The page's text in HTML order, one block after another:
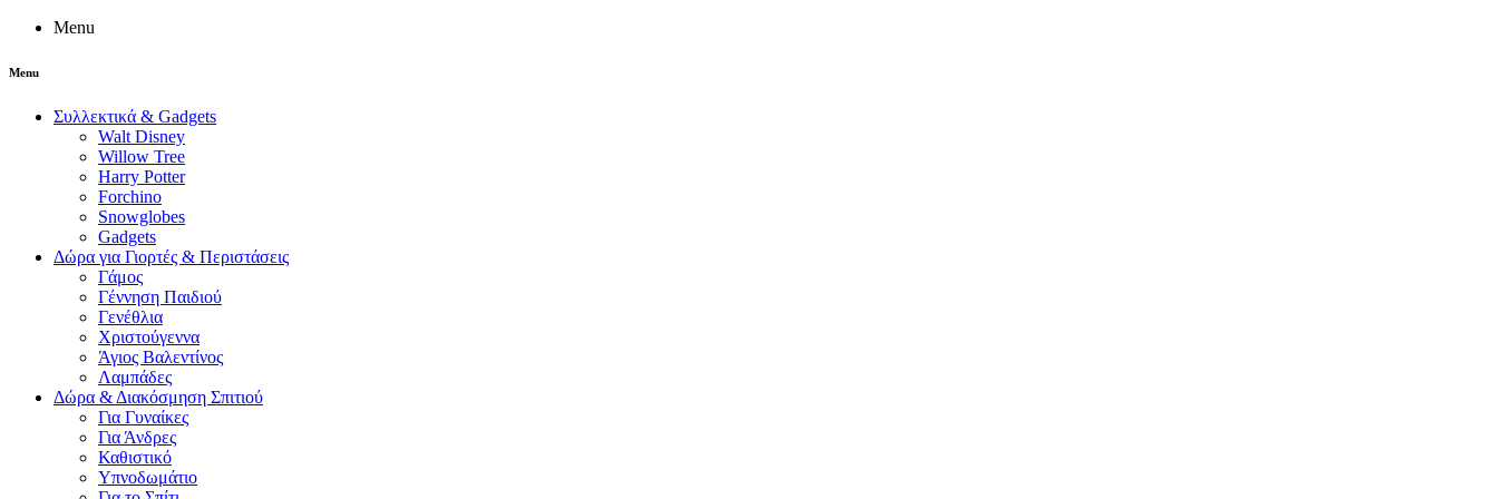
Menu
Menu
Συλλεκτικά & Gadgets
Walt Disney
Willow Tree
Harry Potter
Forchino
Snowglobes
Gadgets
Δώρα για Γιορτές & Περιστάσεις
Γάμος
Γέννηση Παιδιού
Γενέθλια
Χριστούγεννα
Άγιος Βαλεντίνος
Λαμπάδες
Δώρα & Διακόσμηση Σπιτιού
Για Γυναίκες
Για Άνδρες
Καθιστικό
Υπνοδωμάτιο